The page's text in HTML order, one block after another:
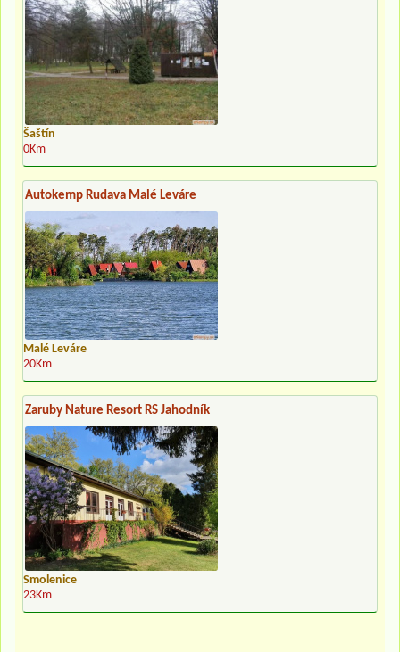
Šaštín
0Km
Autokemp Rudava Malé Leváre
Malé Leváre
20Km
Zaruby Nature Resort RS Jahodník
Smolenice
23Km